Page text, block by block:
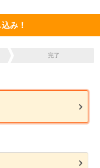
み！
完了